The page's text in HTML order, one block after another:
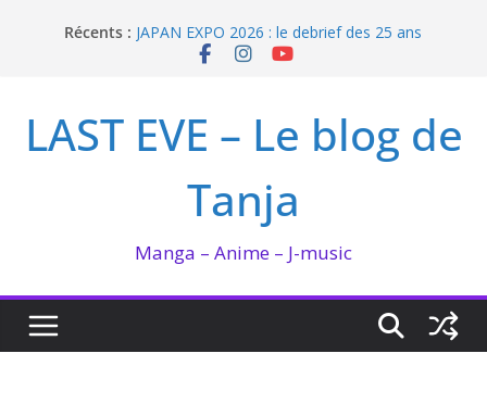
Récents : JAPAN EXPO 2026 : le debrief des 25 ans
Bilan lecture et visionnage de juillet 2026
Enomoto n’est pas un ange
LAST EVE – Le blog de
Tanja
Manga – Anime – J-music